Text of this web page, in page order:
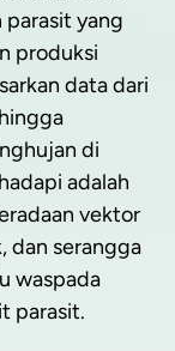
parasit yang
produksi
data dari
di
adalah
vektor
dan serangga
waspada
parasit.